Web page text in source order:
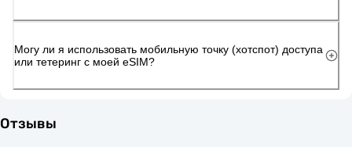
Могу ли я использовать мобильную точку (хотспот) доступа
или тетеринг с моей eSIM?
Отзывы